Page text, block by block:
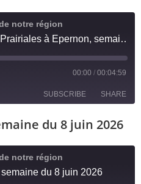
notre région
Sorties cinéma les Prairiales à Epernon, semaine du 29 juin 2026
00:00 / 00:04:59
SUBSCRIBE SHARE
du 8 juin 2026
notre région
du 8 juin 2026